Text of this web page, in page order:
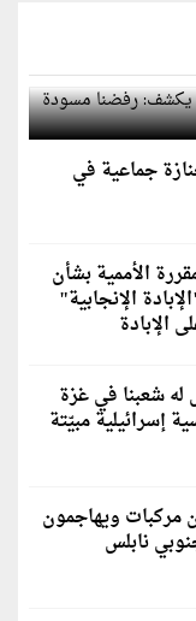
يكشف: رفضنا
جنازة جماعية في
الأممية بشأن
الإنجابية"
الإبادة
شعبنا في غزة
إسرائيلية مبيّتة
ويهاجمون
نابلس